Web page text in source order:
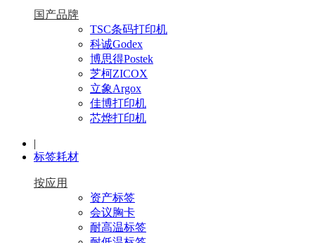
国产品牌
TSC条码打印机
科诚Godex
博思得Postek
芝柯ZICOX
立象Argox
佳博打印机
芯烨打印机
|
标签耗材
按应用
资产标签
会议胸卡
耐高温标签